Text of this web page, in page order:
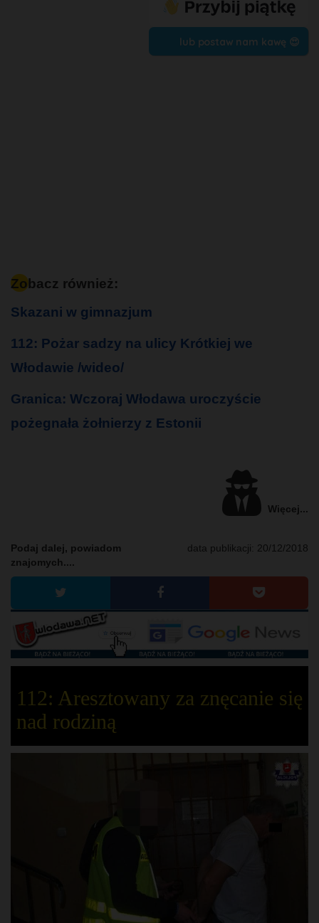
lub postaw nam kawę 😍
Zobacz również:
Skazani w gimnazjum
112: Pożar sadzy na ulicy Krótkiej we
Włodawie /wideo/
Granica: Wczoraj Włodawa uroczyście
pożegnała żołnierzy z Estonii
Więcej...
data publikacji: 20/12/2018
Podaj dalej, powiadom
znajomych....
112: Aresztowany za znęcanie się
nad rodziną